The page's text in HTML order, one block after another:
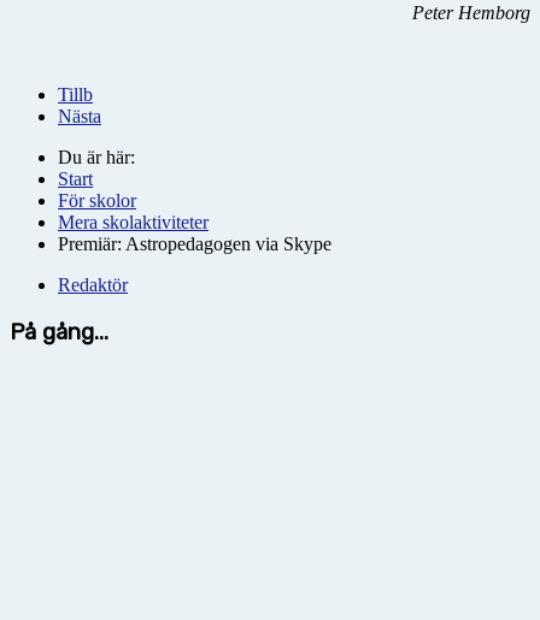
Peter Hemborg
Tillb
Nästa
Du är här:
Start
För skolor
Mera skolaktiviteter
Premiär: Astropedagogen via Skype
Redaktör
På gång...